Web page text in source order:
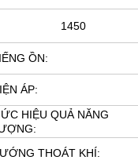
1450
ỒN:
ÁP:
HIỆU QUẢ NĂNG
THOÁT KHÍ: